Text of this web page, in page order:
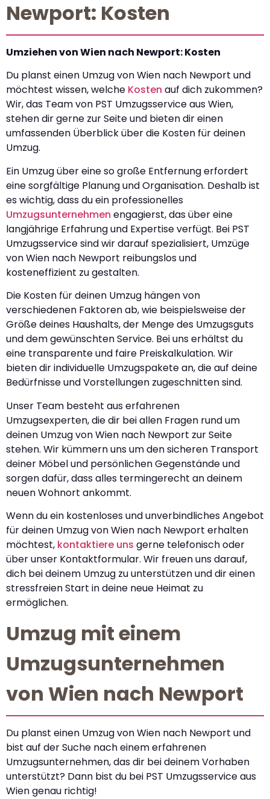
Newport: Kosten
Umziehen von Wien nach Newport: Kosten
Du planst einen Umzug von Wien nach Newport und
möchtest wissen, welche Kosten auf dich zukommen?
Wir, das Team von PST Umzugsservice aus Wien,
stehen dir gerne zur Seite und bieten dir einen
umfassenden Überblick über die Kosten für deinen
Umzug.
Ein Umzug über eine so große Entfernung erfordert
eine sorgfältige Planung und Organisation. Deshalb ist
es wichtig, dass du ein professionelles
Umzugsunternehmen engagierst, das über eine
langjährige Erfahrung und Expertise verfügt. Bei PST
Umzugsservice sind wir darauf spezialisiert, Umzüge
von Wien nach Newport reibungslos und
kosteneffizient zu gestalten.
Die Kosten für deinen Umzug hängen von
verschiedenen Faktoren ab, wie beispielsweise der
Größe deines Haushalts, der Menge des Umzugsguts
und dem gewünschten Service. Bei uns erhältst du
eine transparente und faire Preiskalkulation. Wir
bieten dir individuelle Umzugspakete an, die auf deine
Bedürfnisse und Vorstellungen zugeschnitten sind.
Unser Team besteht aus erfahrenen
Umzugsexperten, die dir bei allen Fragen rund um
deinen Umzug von Wien nach Newport zur Seite
stehen. Wir kümmern uns um den sicheren Transport
deiner Möbel und persönlichen Gegenstände und
sorgen dafür, dass alles termingerecht an deinem
neuen Wohnort ankommt.
Wenn du ein kostenloses und unverbindliches Angebot
für deinen Umzug von Wien nach Newport erhalten
möchtest, kontaktiere uns gerne telefonisch oder
über unser Kontaktformular. Wir freuen uns darauf,
dich bei deinem Umzug zu unterstützen und dir einen
stressfreien Start in deine neue Heimat zu
ermöglichen.
Umzug mit einem
Umzugsunternehmen
von Wien nach Newport
Du planst einen Umzug von Wien nach Newport und
bist auf der Suche nach einem erfahrenen
Umzugsunternehmen, das dir bei deinem Vorhaben
unterstützt? Dann bist du bei PST Umzugsservice aus
Wien genau richtig!